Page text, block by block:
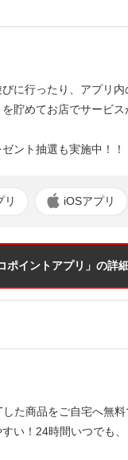
に行ったり、アプリ内
貯めてお店でサービ
ント抽選も実施中！！
リ iOSアプリ
ポイントアプリ」 の詳
た商品をご自宅へ無
い！24時間いつでも